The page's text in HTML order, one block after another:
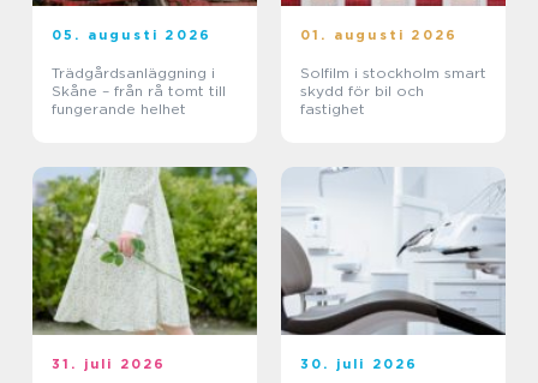
05. augusti 2026
Trädgårdsanläggning i
Skåne – från rå tomt till
fungerande helhet
01. augusti 2026
Solfilm i stockholm smart
skydd för bil och
fastighet
31. juli 2026 30. juli 2026